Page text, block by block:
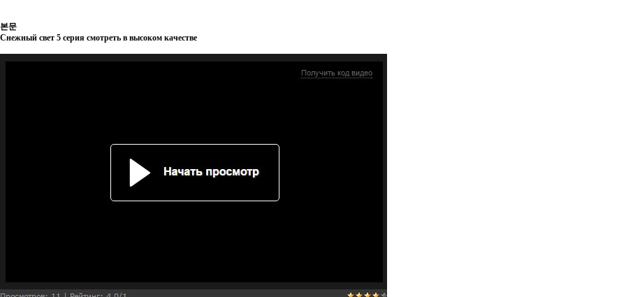
본문
Снежный свет 5 серия смотреть в высоком качестве